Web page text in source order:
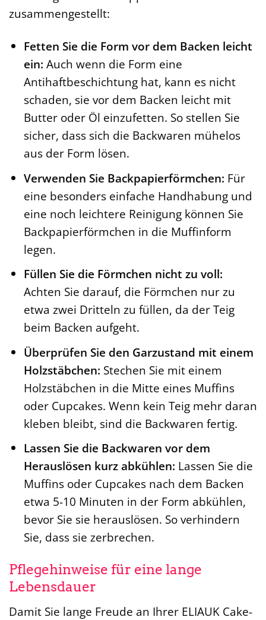
zusammengestellt:
Fetten Sie die Form vor dem Backen leicht
ein: Auch wenn die Form eine
Antihaftbeschichtung hat, kann es nicht
schaden, sie vor dem Backen leicht mit
Butter oder Öl einzufetten. So stellen Sie
sicher, dass sich die Backwaren mühelos
aus der Form lösen.
Verwenden Sie Backpapierförmchen: Für
eine besonders einfache Handhabung und
eine noch leichtere Reinigung können Sie
Backpapierförmchen in die Muffinform
legen.
Füllen Sie die Förmchen nicht zu voll:
Achten Sie darauf, die Förmchen nur zu
etwa zwei Dritteln zu füllen, da der Teig
beim Backen aufgeht.
Überprüfen Sie den Garzustand mit einem
Holzstäbchen: Stechen Sie mit einem
Holzstäbchen in die Mitte eines Muffins
oder Cupcakes. Wenn kein Teig mehr daran
kleben bleibt, sind die Backwaren fertig.
Lassen Sie die Backwaren vor dem
Herauslösen kurz abkühlen: Lassen Sie die
Muffins oder Cupcakes nach dem Backen
etwa 5-10 Minuten in der Form abkühlen,
bevor Sie sie herauslösen. So verhindern
Sie, dass sie zerbrechen.
Pflegehinweise für eine lange
Lebensdauer
Damit Sie lange Freude an Ihrer ELIAUK Cake-